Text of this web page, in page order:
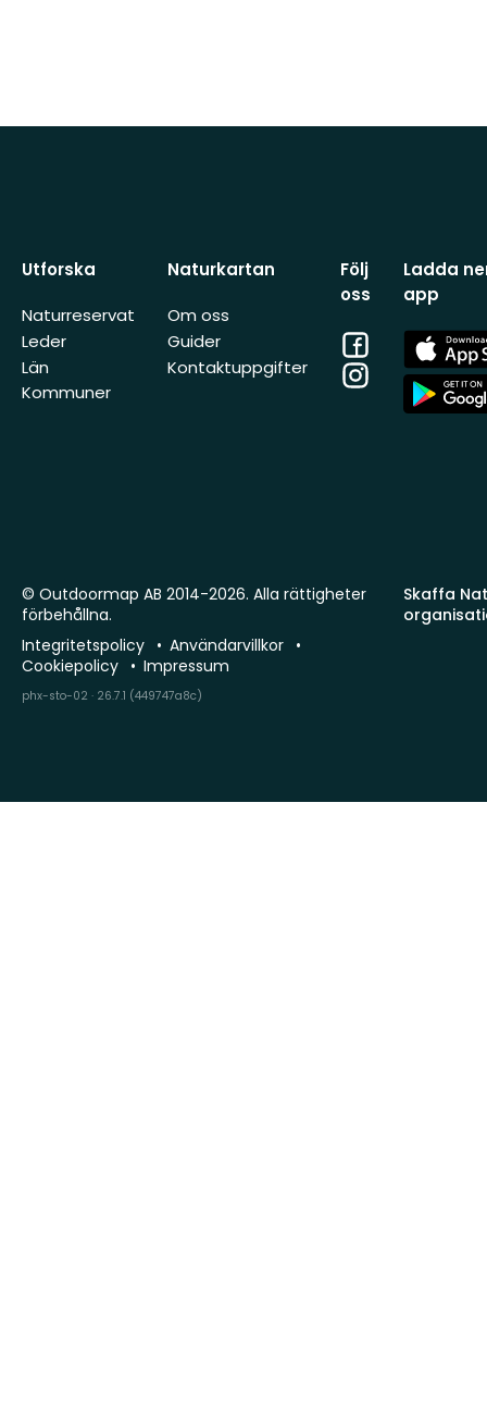
Utforska
Naturreservat
Leder
Län
Kommuner
Naturkartan
Om oss
Guider
Kontaktuppgifter
Följ
oss
Facebook
Instagram
Ladda
app
App
Store
App
Store
Skaffa
© Outdoormap AB 2014-2026. Alla rättigheter
förbehållna.
Integritetspolicy
Användarvillkor
Cookiepolicy
Impressum
phx-sto-02 · 26.7.1 (449747a8c)